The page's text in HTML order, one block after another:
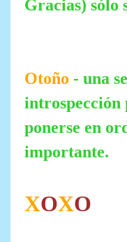
Gracias) sólo
Otoño - una
ponerse en
importante.
XOXO